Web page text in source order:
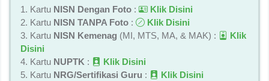
1. Kartu NISN Dengan Foto :
Klik Disini
2. Kartu NISN TANPA Foto :
Klik Disini
3. Kartu NISN Kemenag (MI, MTS, MA, & MAK) :
Klik
Disini
4. Kartu NUPTK :
Klik Disini
5. Kartu NRG/Sertifikasi Guru : Klik Disini